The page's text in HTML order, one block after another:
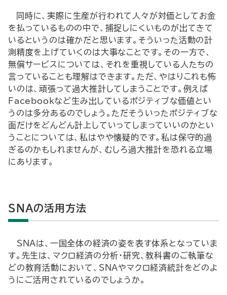
同時に、実際に生産が行われて人々が対価としてお金
を払っているものの中で、捕捉しにくいものが出てきて
いるというのは確かだと思います。そういった活動の計
測精度を上げていくのは大事なことです。その一方で、
無償サービスについては、それを重視している人たちの
言っていることも理解はできます。ただ、やはりこれも怖
いのは、頑張って過大推計してしまうことです。例えば
Facebookなど生み出しているポジティブな価値とい
うのは多分あるのでしょう。ただそういったポジティブな
面だけをどんどん計上していってしまっていいのかとい
うことについては、私はやや懐疑的です。私は保守的過
ぎるのかもしれませんが、むしろ過大推計を恐れる立場
にあります。
SNAの活用方法
―SNAは、一国全体の経済の姿を表す体系となっていま
す。先生は、マクロ経済の分析・研究、教科書のご執筆な
どの教育活動において、SNAやマクロ経済統計をどのよ
うにご活用されているのでしょうか。―